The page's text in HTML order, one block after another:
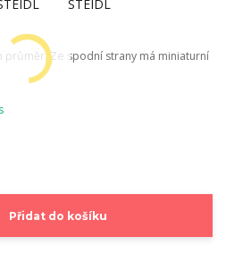
průměr. Ze spodní strany má miniaturní
Přidat do košíku